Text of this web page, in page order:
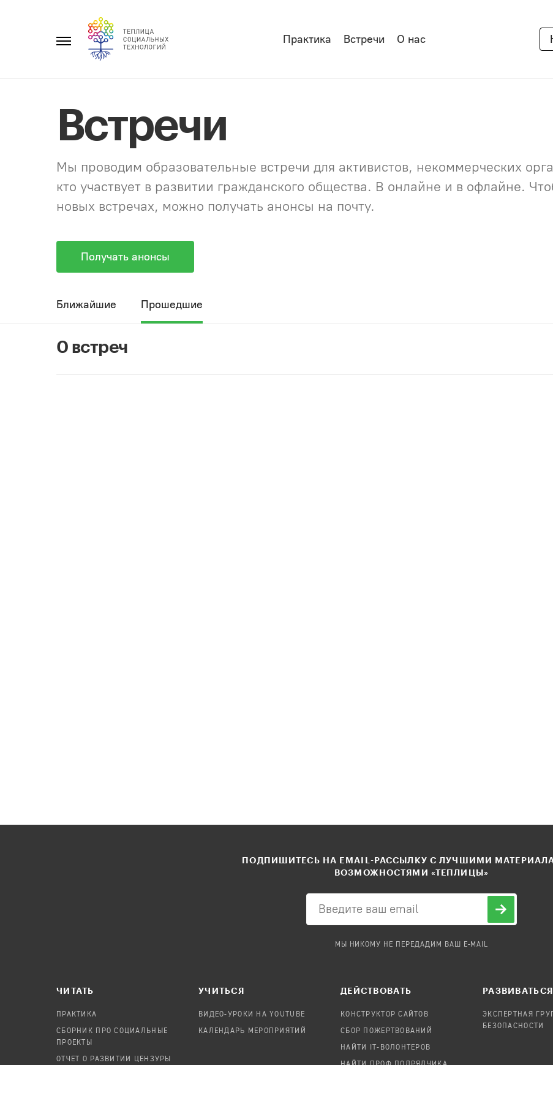
Главное
Практика Встречи О нас
Встречи
Мы проводим образовательные встречи для активистов, некоммерческих
кто участвует в развитии гражданского общества. В онлайне и в офлайне.
новых встречах, можно получать анонсы на почту.
Получать анонсы
Ближайшие Прошедшие
0 встреч
ПОДПИШИТЕСЬ НА EMAIL-РАССЫЛКУ С ЛУЧШИМИ
ВОЗМОЖНОСТЯМИ «ТЕПЛИЦЫ»
МЫ НИКОМУ НЕ ПЕРЕДАДИМ ВАШ E-MAIL
ЧИТАТЬ
ПРАКТИКА
СБОРНИК ПРО СОЦИАЛЬНЫЕ
ПРОЕКТЫ
ОТЧЕТ О РАЗВИТИИ ЦЕНЗУРЫ
УЧИТЬСЯ
ВИДЕО-УРОКИ НА YOUTUBE
КАЛЕНДАРЬ МЕРОПРИЯТИЙ
ДЕЙСТВОВАТЬ
КОНСТРУКТОР САЙТОВ
СБОР ПОЖЕРТВОВАНИЙ
НАЙТИ IT-ВОЛОНТЕРОВ
НАЙТИ ПРОФ.ПОДРЯДЧИКА
РАЗВИВАТЬСЯ
ЭКСПЕРТНАЯ
БЕЗОПАСНОСТИ